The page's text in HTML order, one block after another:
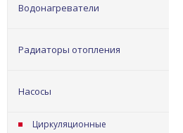
Водонагреватели
Радиаторы отопления
Насосы
Циркуляционные